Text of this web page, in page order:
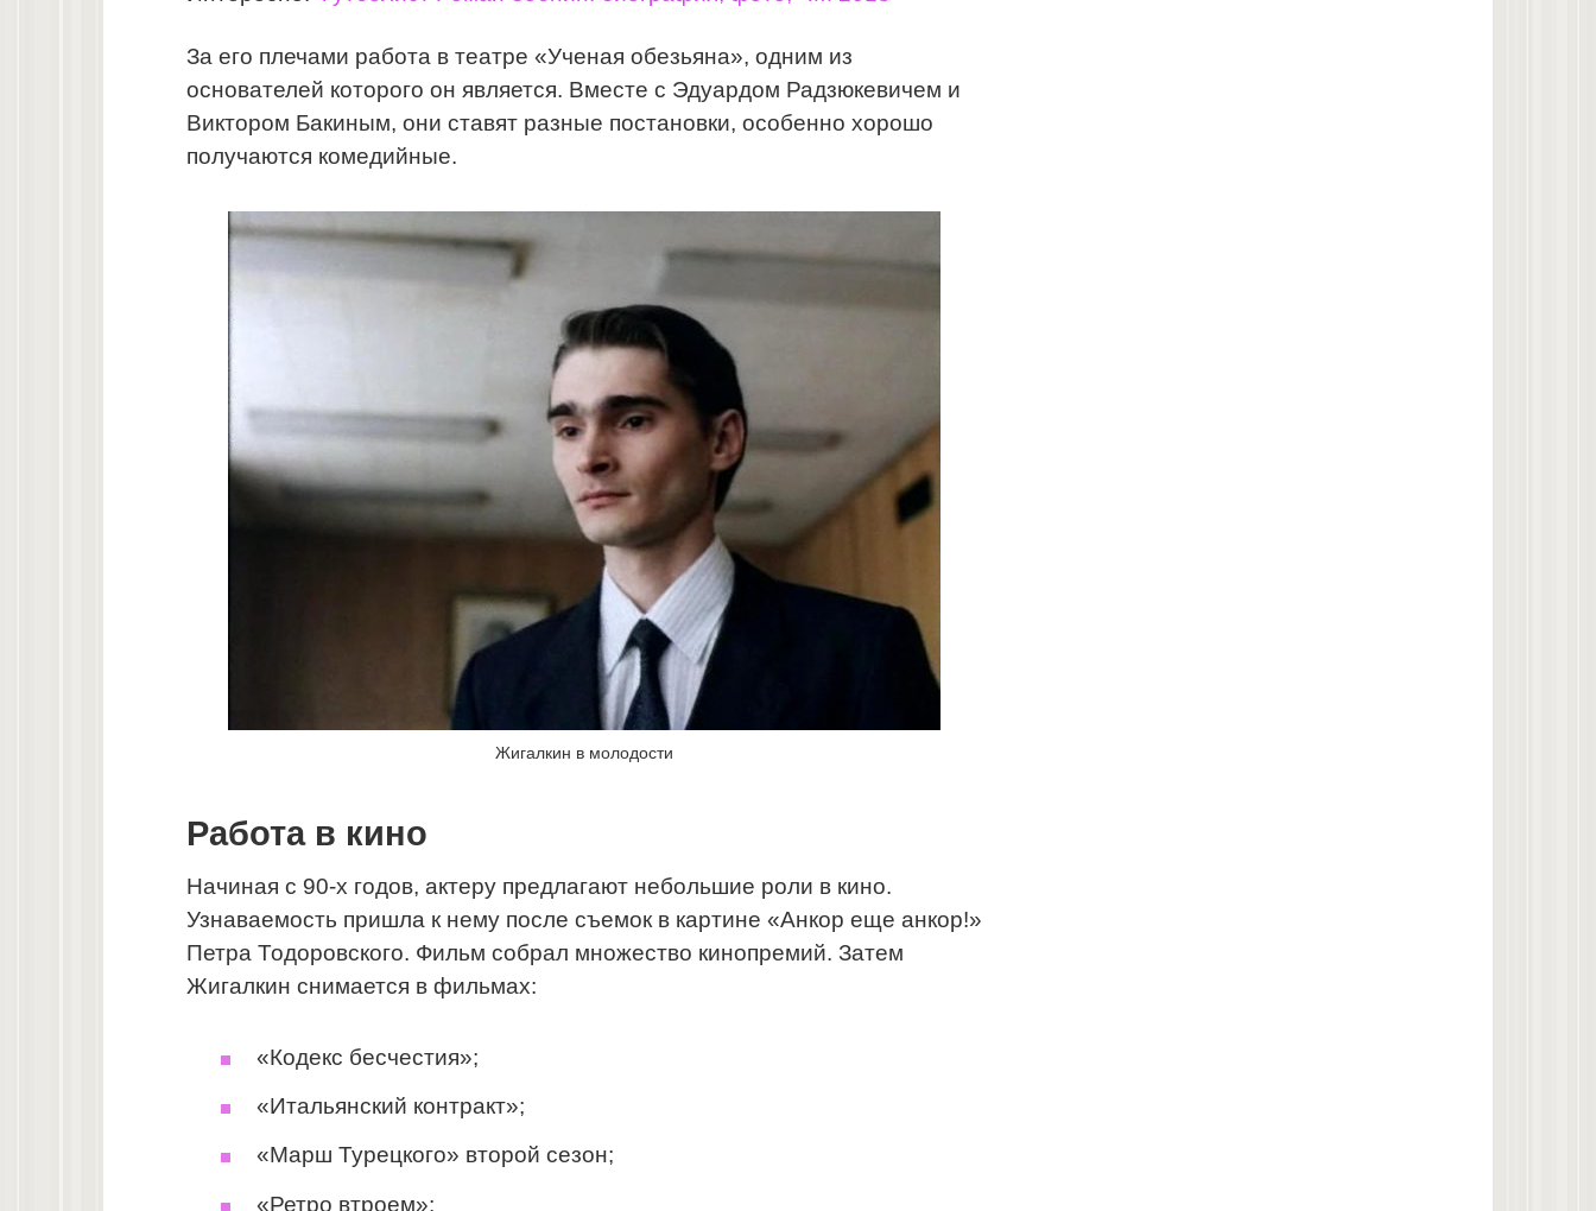
За его плечами работа в театре «Ученая обезьяна», одним из
основателей которого он является. Вместе с Эдуардом Радзюкевичем и
Виктором Бакиным, они ставят разные постановки, особенно хорошо
получаются комедийные.
Жигалкин в молодости
Работа в кино
Начиная с 90-х годов, актеру предлагают небольшие роли в кино.
Узнаваемость пришла к нему после съемок в картине «Анкор еще анкор!»
Петра Тодоровского. Фильм собрал множество кинопремий. Затем
Жигалкин снимается в фильмах:
«Кодекс бесчестия»;
«Итальянский контракт»;
«Марш Турецкого» второй сезон;
«Ретро втроем»;